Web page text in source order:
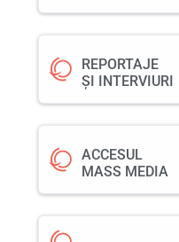
REPORTAJE
ȘI INTERVIURI
ACCESUL
MASS MEDIA